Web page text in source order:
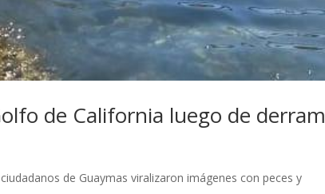
de California luego de
de Guaymas viralizaron imágenes con peces y